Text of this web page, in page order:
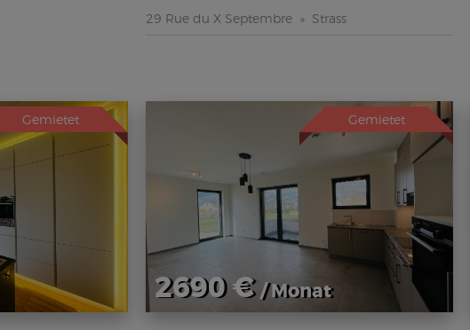
29 Rue du X Septembre Strass
Gemietet Gemietet
2690 €/ Monat